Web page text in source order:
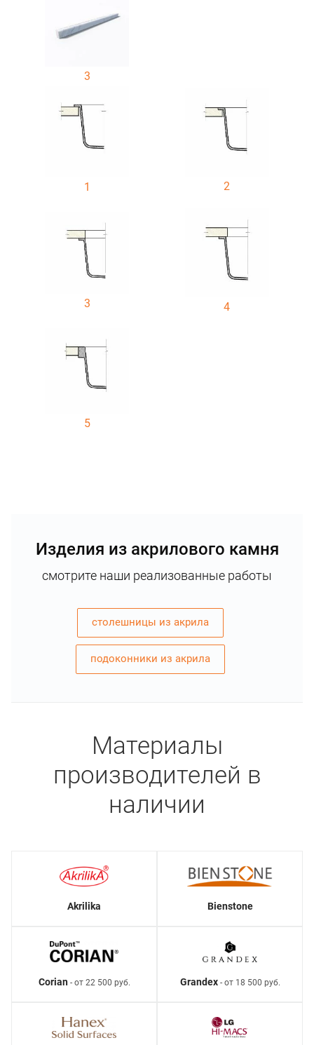
3
1 2
3 4
5
Изделия из акрилового камня
смотрите наши реализованные работы
столешницы из акрила
подоконники из акрила
Материалы
производителей в
наличии
Akrilika Bienstone
Corian- от 22 500 руб. Grandex- от 18 500 руб.